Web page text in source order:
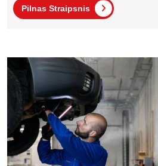
Pilnas Straipsnis
Pilnas
Straipsnis